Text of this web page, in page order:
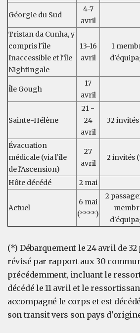
Géorgie du Sud
4-7
avril
Tristan da Cunha, y
compris l'île
Inaccessible et l'île
Nightingale
13-16
avril
1
Île Gough
17
avril
Sainte-Hélène
21 -
24
avril
32
Évacuation
médicale (via l'île
de l'Ascension)
27
avril
2 invités
Hôte décédé 2 mai
Actuel
6 mai
(****)
2
(*) Débarquement le 24 avril de
révisé par rapport aux 30
précédemment, incluant le
décédé le 11 avril et le
accompagné le corps et est
son transit vers son pays